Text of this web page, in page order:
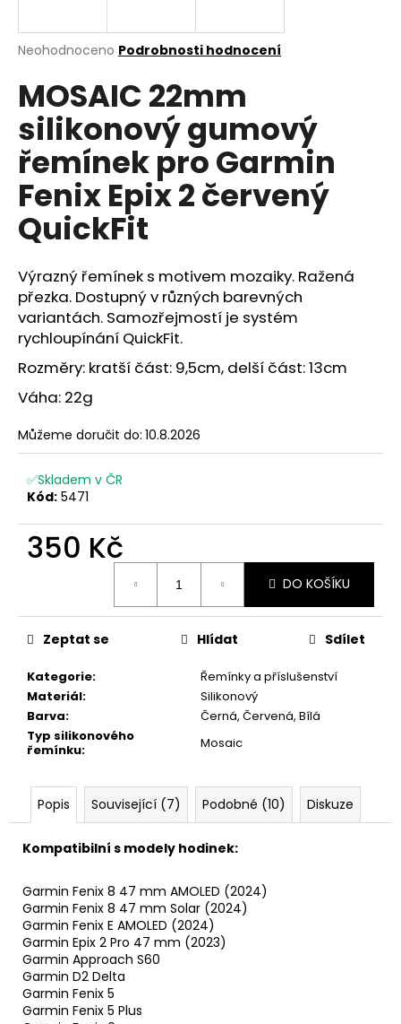
Průměrné
produktu
je
z
5
hvězdiček.
Neohodnoceno Podrobnosti hodnocení
MOSAIC 22mm
silikonový gumový
řemínek pro Garmin
Fenix Epix 2 červený
QuickFit
Výrazný řemínek s motivem mozaiky. Ražená
přezka. Dostupný v různých barevných
variantách. Samozřejmostí je systém
rychloupínání QuickFit.
Rozměry: kratší část: 9,5cm, delší část: 13cm
Váha: 22g
Můžeme doručit do: 10.8.2026
✅Skladem v ČR
Kód: 5471
350 Kč
DO KOŠÍKU
Kategorie:
Řemínky a příslušenství
Materiál:
Silikonový
Barva:
Černá, Červená, Bílá
Typ silikonového
řemínku: Mosaic
Zeptat se Hlídat Sdílet
Popis Související (7) Podobné (10) Diskuze
Kompatibilní s modely hodinek:
Garmin Fenix 8 47 mm AMOLED (2024)
Garmin Fenix 8 47 mm Solar (2024)
Garmin Fenix E AMOLED (2024)
Garmin Epix 2 Pro 47 mm (2023)
Garmin Approach S60
Garmin D2 Delta
Garmin Fenix 5
Garmin Fenix 5 Plus
j
t
?
HLEDAT
D
o
p
o
r
č
u
j
m
e